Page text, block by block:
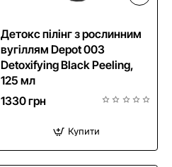
Детокс пілінг з рослинним
вугіллям Depot 003
Detoxifying Black Peeling,
125 мл
1330 грн
Купити